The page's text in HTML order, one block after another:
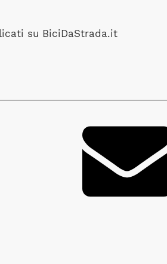
su BiciDaStrada.it